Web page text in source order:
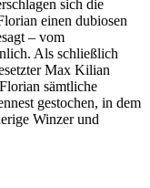
sich die
einen dubiosen
– vom
Als schließlich
Max Kilian
sämtliche
gestochen, in dem
Winzer und